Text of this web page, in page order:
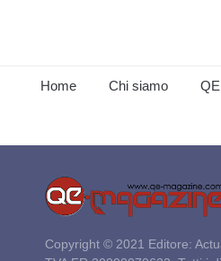
Home Chi siamo
Copyright © 2021 Editore: